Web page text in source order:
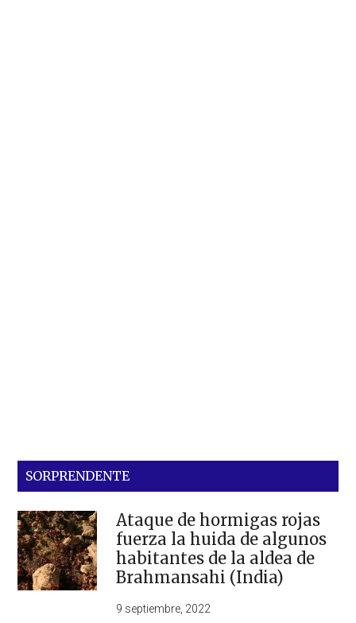
SORPRENDENTE
Ataque de hormigas rojas
fuerza la huida de algunos
habitantes de la aldea de
Brahmansahi (India)
9 septiembre, 2022